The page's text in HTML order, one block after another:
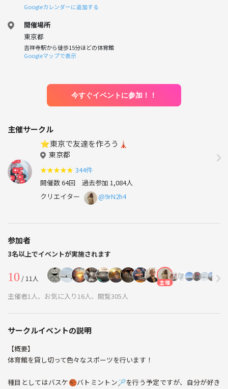
Googleカレンダーに追加する
開催場所
東京都
吉祥寺駅から徒歩15分ほどの体育館
Googleマップで表示
今すぐイベントに参加！！
主催サークル
⭐️東京で友達を作ろう🗼
東京都
★★★★★ 344件
開催数 64回 過去参加 1,084人
クリエイター
@9rN2h4
参加者
3名以上でイベントが実施されます
10 / 11人 主催
主催者1人、お気に入り16人、閲覧305人
サークルイベントの説明
【概要】
体育館を貸し切って色々なスポーツを行います！
種目としてはバスケ🏀バトミントン🏸を行う予定ですが、自分が好き